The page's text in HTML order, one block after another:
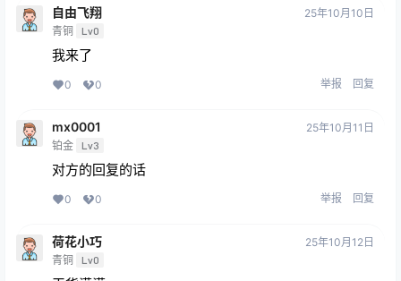
自由飞翔
青铜 Lv0
25年10月10日
我来了
0 0 举报 回复
mx0001
铂金 Lv3
25年10月11日
对方的回复的话
0 0 举报 回复
荷花小巧
青铜 Lv0
25年10月12日